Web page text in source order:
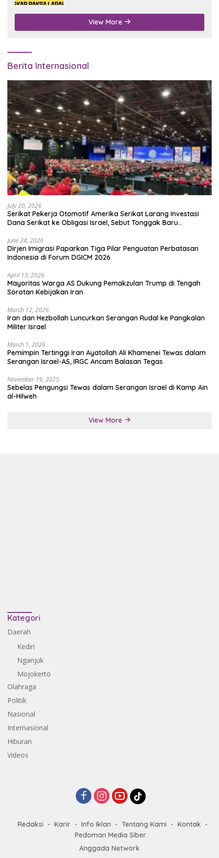
View More
Berita Internasional
July 20, 2026
Serikat Pekerja Otomotif Amerika Serikat Larang Investasi
Dana Serikat ke Obligasi Israel, Sebut Tonggak Baru
June 24, 2026
Dirjen Imigrasi Paparkan Tiga Pilar Penguatan Perbatasan
Indonesia di Forum DGICM 2026
April 13, 2026
Mayoritas Warga AS Dukung Pemakzulan Trump di Tengah
Sorotan Kebijakan Iran
March 12, 2026
Iran dan Hezbollah Luncurkan Serangan Rudal ke Pangkalan
Militer Israel
March 1, 2026
Pemimpin Tertinggi Iran Ayatollah Ali Khamenei Tewas dalam
Serangan Israel-AS, IRGC Ancam Balasan Tegas
November 19, 2025
Sebelas Pengungsi Tewas dalam Serangan Israel di Kamp Ain
al-Hilweh
View More
Kategori
Daerah
Kediri
Nganjuk
Mojokerto
Olahraga
Politik
Nasional
Internasional
Hiburan
Videos
Redaksi Karir Info Iklan Tentang Kami
Kontak
Pedoman Media Siber
Anggada Network